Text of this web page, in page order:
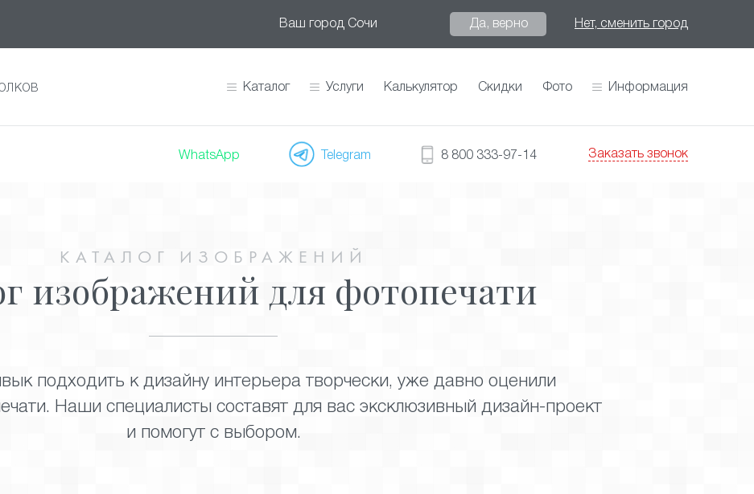
Ваш город Сочи Да, верно Нет, сменить город
Каталог Услуги Калькулятор Скидки Фото Информация
WhatsApp Telegram 8 800 333-97-14 Заказать звонок
КАТАЛОГ ИЗОБРАЖЕНИЙ
изображений для фотопечати
подходить к дизайну интерьера творчески, уже давно оценили
Наши специалисты составят для вас эксклюзивный дизайн-проект
и помогут с выбором.